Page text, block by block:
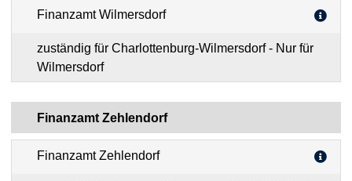
Finanzamt Wilmersdorf
zuständig für Charlottenburg-Wilmersdorf - Nur für
Wilmersdorf
Finanzamt Zehlendorf
Finanzamt Zehlendorf